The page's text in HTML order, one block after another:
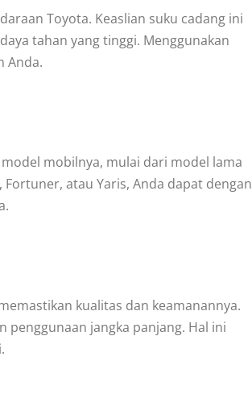
Toyota. Keaslian suku cadang ini
tahan yang tinggi. Menggunakan
Anda.
mobilnya, mulai dari model lama
atau Yaris, Anda dapat dengan
kualitas dan keamanannya.
jangka panjang. Hal ini